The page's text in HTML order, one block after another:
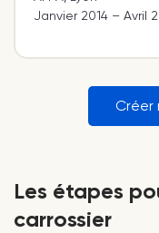
Janvier 2014 – Avril
Créer
Les étapes
carrossier